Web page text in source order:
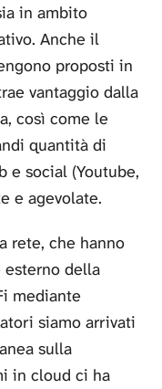
in ambito
Anche il
proposti in
vantaggio dalla
così come le
quantità di
e social (Youtube,
e agevolate.
rete, che hanno
esterno della
mediante
siamo arrivati
sulla
in cloud ci ha